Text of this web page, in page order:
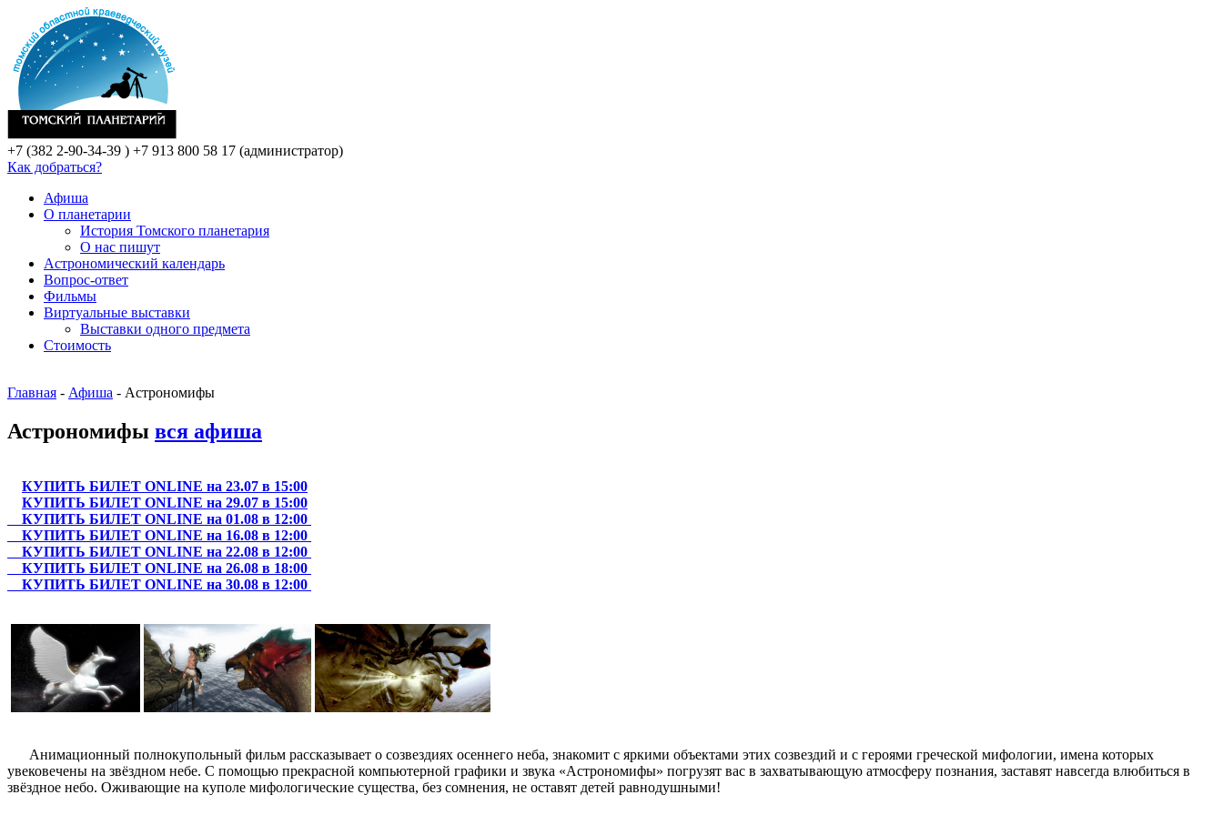
+7 (382 2-90-34-39 ) +7 913 800 58 17 (администратор)
Как добраться?
Афиша
О планетарии
История Томского планетария
О нас пишут
Астрономический календарь
Вопрос-ответ
Фильмы
Виртуальные выставки
Выставки одного предмета
Стоимость
Главная - Афиша - Астрономифы
Астрономифы вся афиша
КУПИТЬ БИЛЕТ ONLINE на 23.07 в 15:00
КУПИТЬ БИЛЕТ ONLINE на 29.07 в 15:00
КУПИТЬ БИЛЕТ ONLINE на 01.08 в 12:00
КУПИТЬ БИЛЕТ ONLINE на 16.08 в 12:00
КУПИТЬ БИЛЕТ ONLINE на 22.08 в 12:00
КУПИТЬ БИЛЕТ ONLINE на 26.08 в 18:00
КУПИТЬ БИЛЕТ ONLINE на 30.08 в 12:00
Анимационный полнокупольный фильм рассказывает о созвездиях осеннего неба, знакомит с яркими объектами этих созвездий и с героями греческой мифологии, имена которых
увековечены на звёздном небе. С помощью прекрасной компьютерной графики и звука «Астрономифы» погрузят вас в захватывающую атмосферу познания, заставят навсегда влюбиться в
звёздное небо. Оживающие на куполе мифологические существа, без сомнения, не оставят детей равнодушными!